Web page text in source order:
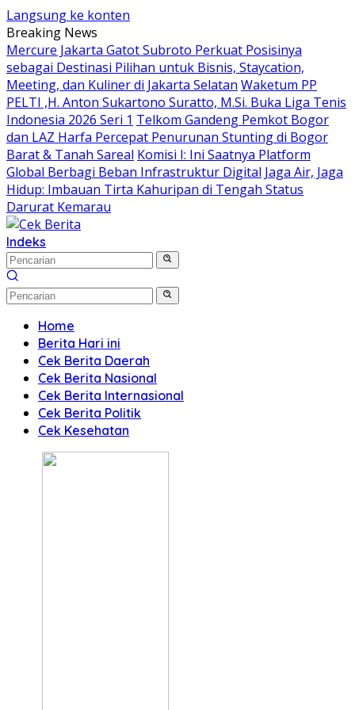
Langsung ke konten
Breaking News
Mercure Jakarta Gatot Subroto Perkuat Posisinya
sebagai Destinasi Pilihan untuk Bisnis, Staycation,
Meeting, dan Kuliner di Jakarta Selatan Waketum PP
PELTI ,H. Anton Sukartono Suratto, M.Si. Buka Liga Tenis
Indonesia 2026 Seri 1 Telkom Gandeng Pemkot Bogor
dan LAZ Harfa Percepat Penurunan Stunting di Bogor
Barat & Tanah Sareal Komisi I: Ini Saatnya Platform
Global Berbagi Beban Infrastruktur Digital Jaga Air, Jaga
Hidup: Imbauan Tirta Kahuripan di Tengah Status
Darurat Kemarau
Indeks
Home
Berita Hari ini
Cek Berita Daerah
Cek Berita Nasional
Cek Berita Internasional
Cek Berita Politik
Cek Kesehatan